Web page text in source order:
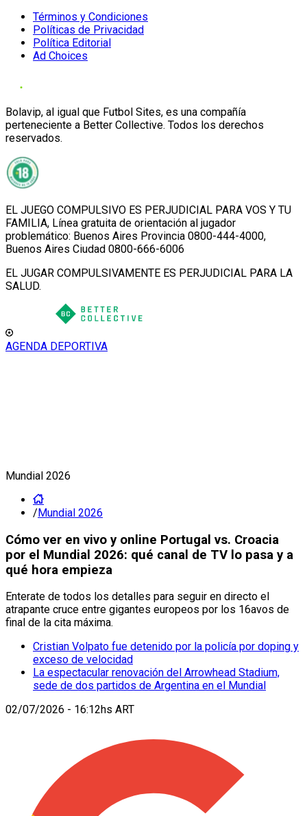
Términos y Condiciones
Políticas de Privacidad
Política Editorial
Ad Choices
Bolavip, al igual que Futbol Sites, es una compañía
perteneciente a Better Collective. Todos los derechos
reservados.
EL JUEGO COMPULSIVO ES PERJUDICIAL PARA VOS Y TU
FAMILIA, Línea gratuita de orientación al jugador
problemático: Buenos Aires Provincia 0800-444-4000,
Buenos Aires Ciudad 0800-666-6006
EL JUGAR COMPULSIVAMENTE ES PERJUDICIAL PARA LA
SALUD.
AGENDA DEPORTIVA
Mundial 2026
/Mundial 2026
Cómo ver en vivo y online Portugal vs. Croacia
por el Mundial 2026: qué canal de TV lo pasa y a
qué hora empieza
Enterate de todos los detalles para seguir en directo el
atrapante cruce entre gigantes europeos por los 16avos de
final de la cita máxima.
Cristian Volpato fue detenido por la policía por doping y
exceso de velocidad
La espectacular renovación del Arrowhead Stadium,
sede de dos partidos de Argentina en el Mundial
02/07/2026 - 16:12hs ART